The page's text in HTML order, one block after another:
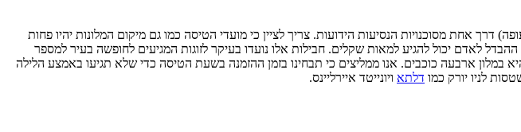
דרך אחת מסוכנויות הנסיעות הידועות. צריך לציין כי מועדי הטיסה כמו גם מיקום המלונות יהיו פחות
ההבדל לאדם יכול להגיע למאות שקלים. חבילות אלו נועדו בעיקר לזוגות המגיעים לחופשה בעיר למספר
סביב 1200$ לשלושה או ארבעה לילות כאשר הלינה היא במלון ארבעה כוכבים. אנו ממליצים כי תבחינו בזמן ההזמנה בשעת הטיסה כדי שלא תגיעו באמצע הלילה
דלתא ויונייטד איירליינס.